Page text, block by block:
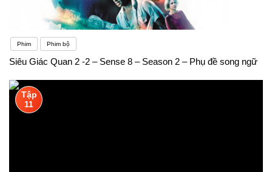
Phim Phim bộ
Siêu Giác Quan 2 -2 – Sense 8 – Season 2 – Phụ đề song ngữ
Tập
11